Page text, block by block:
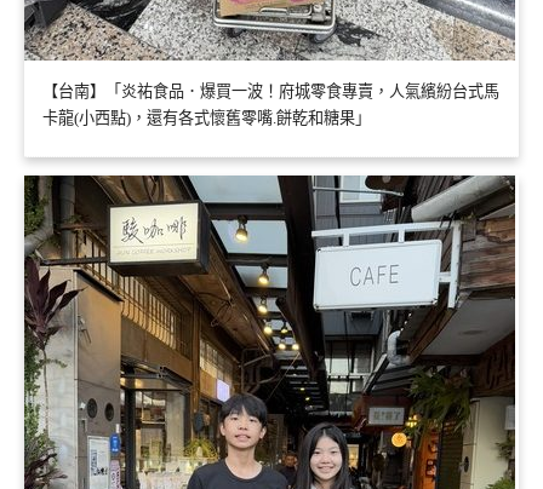
【台南】「炎祐食品．爆買一波！府城零食專賣，人氣繽紛台式馬
卡龍(小西點)，還有各式懷舊零嘴.餅乾和糖果」